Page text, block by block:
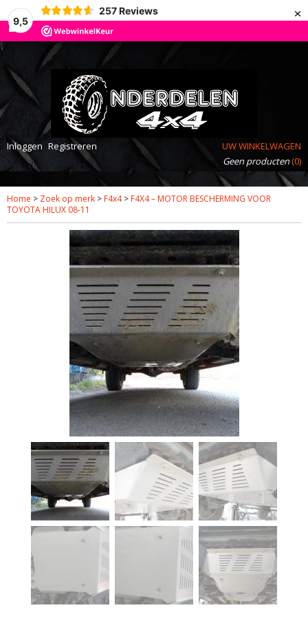
9,5
257 Reviews ×
Inloggen Registreren
UW WINKELWAGEN
Geen producten(0)
Home > Zoek op merk > F4x4> F4X4 – MOTOR BESCHERMING VOOR
TOYOTA HILUX 08-11